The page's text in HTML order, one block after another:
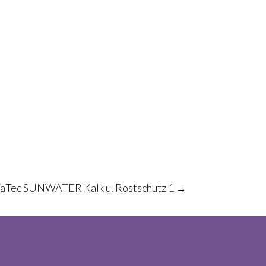
SUNWATER Kalk u. Rostschutz 1 →